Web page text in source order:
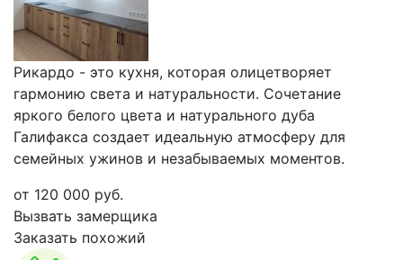
Рикардо - это кухня, которая олицетворяет
гармонию света и натуральности. Сочетание
яркого белого цвета и натурального дуба
Галифакса создает идеальную атмосферу для
семейных ужинов и незабываемых моментов.
от 120 000 руб.
Вызвать замерщика
Заказать похожий